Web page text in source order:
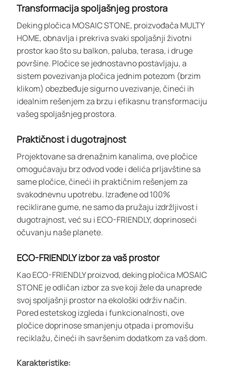
Transformacija spoljašnjeg prostora
Deking pločica MOSAIC STONE, proizvođača MULTY
HOME, obnavlja i prekriva svaki spoljašnji životni
prostor kao što su balkon, paluba, terasa, i druge
površine. Pločice se jednostavno postavljaju, a
sistem povezivanja pločica jednim potezom (brzim
klikom) obezbeđuje sigurno uvezivanje, čineći ih
idealnim rešenjem za brzu i efikasnu transformaciju
vašeg spoljašnjeg prostora.
Praktičnost i dugotrajnost
Projektovane sa drenažnim kanalima, ove pločice
omogućavaju brz odvod vode i delića prljavštine sa
same pločice, čineći ih praktičnim rešenjem za
svakodnevnu upotrebu. Izrađene od 100%
reciklirane gume, ne samo da pružaju izdržljivost i
dugotrajnost, već su i ECO-FRIENDLY, doprinoseći
očuvanju naše planete.
ECO-FRIENDLY izbor za vaš prostor
Kao ECO-FRIENDLY proizvod, deking pločica MOSAIC
STONE je odličan izbor za sve koji žele da unaprede
svoj spoljašnji prostor na ekološki održiv način.
Pored estetskog izgleda i funkcionalnosti, ove
pločice doprinose smanjenju otpada i promovišu
reciklažu, čineći ih savršenim dodatkom za vaš dom.
Karakteristike: